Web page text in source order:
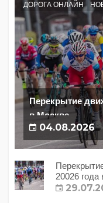
ДОРОГА ОНЛАЙН
Перекрытие
в Москве
04.08.2026
20026